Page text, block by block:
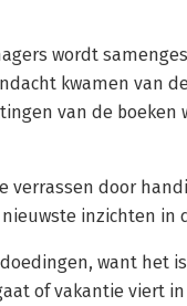
wordt
kwamen van
van de boeken
door
inzichten in
want het
of vakantie viert